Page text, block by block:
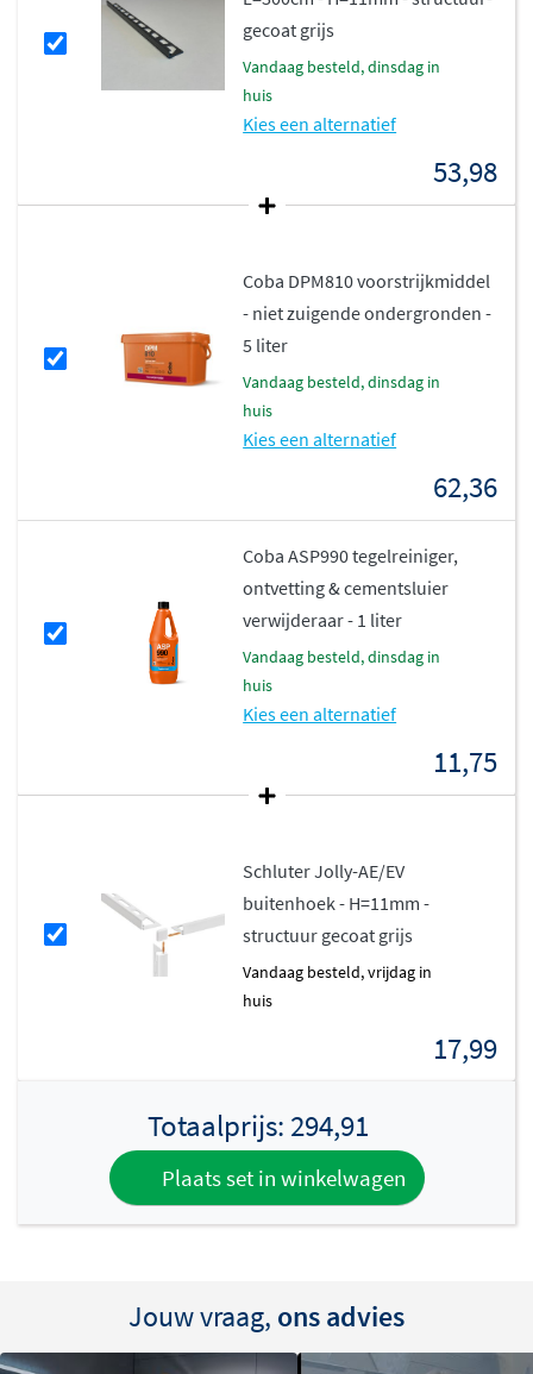
gecoat grijs
vandaag besteld, dinsdag in
huis
Kies een alternatief
53,98
Coba DPM810 voorstrijkmiddel
- niet zuigende ondergronden -
5 liter
vandaag besteld, dinsdag in
huis
Kies een alternatief
62,36
Coba ASP990 tegelreiniger,
ontvetting & cementsluier
verwijderaar - 1 liter
vandaag besteld, dinsdag in
huis
Kies een alternatief
11,75
Schluter Jolly-AE/EV
buitenhoek - H=11mm -
structuur gecoat grijs
vandaag besteld, vrijdag in
huis
17,99
Totaalprijs: 294,91
Plaats set in winkelwagen
Jouw vraag, ons advies